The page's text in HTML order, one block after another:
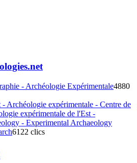
- Archéologie Expérimentale4880
- Archéologie expérimentale - Centre de
expérimentale de l'Est -
- Experimental Archaeology
6122 clics